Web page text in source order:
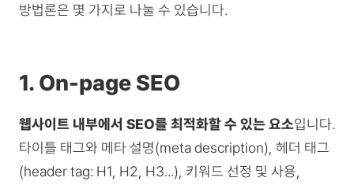
방법론은 몇 가지로 나눌 수 있습니다.
1. On-page SEO
웹사이트 내부에서 SEO를 최적화할 수 있는 요소입니다.
타이틀 태그와 메타 설명(meta description), 헤더 태그
(header tag: H1, H2, H3...), 키워드 선정 및 사용,